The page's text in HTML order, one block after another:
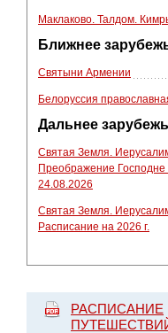
Маклаково. Талдом.
Ближнее
Святыни Армении
Белоруссия
Дальнее
Святая Земля.
Преображение Господне
24.08.2026
Святая Земля.
Расписание на 2026 г.
РАСПИСАНИЕ